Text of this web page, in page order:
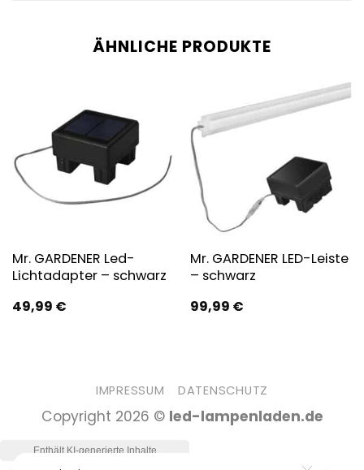
ÄHNLICHE PRODUKTE
Mr. GARDENER Led-
Lichtadapter – schwarz
49,99 €
Mr. GARDENER LED-Leiste
– schwarz
99,99 €
IMPRESSUM DATENSCHUTZ
Copyright 2026 © led-lampenladen.de